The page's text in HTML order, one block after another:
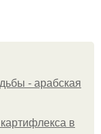
- арабская
в